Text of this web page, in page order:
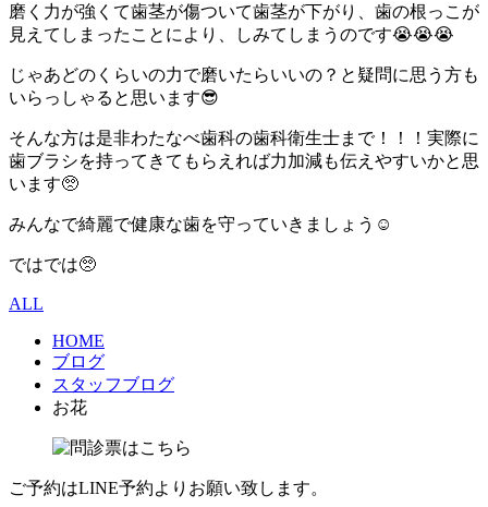
磨く力が強くて歯茎が傷ついて歯茎が下がり、歯の根っこが
見えてしまったことにより、しみてしまうのです😭😭😭
じゃあどのくらいの力で磨いたらいいの？と疑問に思う方も
いらっしゃると思います😎
そんな方は是非わたなべ歯科の歯科衛生士まで！！！実際に
歯ブラシを持ってきてもらえれば力加減も伝えやすいかと思
います🥺
みんなで綺麗で健康な歯を守っていきましょう☺️
ではでは🥺
ALL
HOME
ブログ
スタッフブログ
お花
ご予約はLINE予約よりお願い致します。